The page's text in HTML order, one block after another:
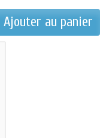
Ajouter au panier